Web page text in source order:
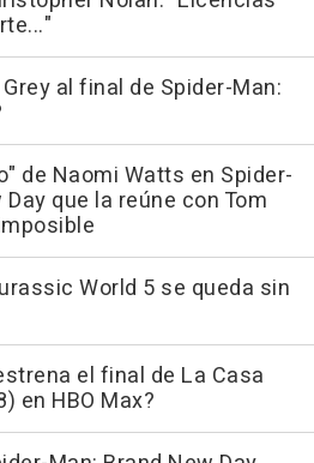
al final de Spider-Man:
de Naomi Watts en Spider-
que la reúne con Tom
World 5 se queda sin
el final de La Casa
en HBO Max?